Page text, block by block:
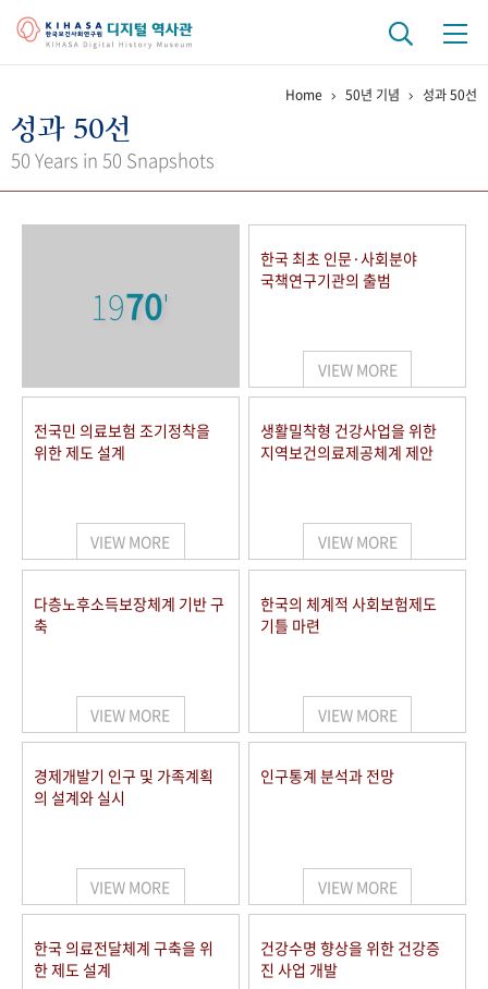
걸어온 길 기관 변천사
키워드로 보는 연구 역사
연구자들
사진 아카이브 문서 기록물 행정박물 영상 기록물
50+1 주년 기념
세계와 함께 한 KIHASA
VR 역사관
Home 50년 기념 성과 50선
성과 50선
50 Years in 50 Snapshots
1970'
한국 최초 인문·사회분야
국책연구기관의 출범
VIEW MORE
전국민 의료보험 조기정착을
위한 제도 설계
VIEW MORE
생활밀착형 건강사업을 위한
지역보건의료제공체계 제안
VIEW MORE
다층노후소득보장체계 기반 구
축
VIEW MORE
한국의 체계적 사회보험제도
기틀 마련
VIEW MORE
경제개발기 인구 및 가족계획
의 설계와 실시
VIEW MORE
인구통계 분석과 전망
VIEW MORE
한국 의료전달체계 구축을 위
한 제도 설계
건강수명 향상을 위한 건강증
진 사업 개발